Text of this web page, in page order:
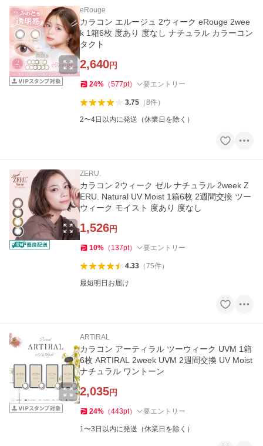
eRouge
カラコン エルージュ 2ウィーク eRouge 2wee
k 1箱6枚 度あり 度なし ナチュラル カラーコン
タクト
2,640円
24% （577pt） 要エントリー
3.75（8件）
2〜4日以内に発送（休業日を除く）
ZERU.
カラコン 2ウィーク ゼル ナチュラル 2week Z
ERU. Natural UV Moist 1箱6枚 2週間交換 ツー
ウィーク モイスト 度あり 度なし
1,526円
10% （ 137pt） 要エントリー
4.33（75件）
最短明日お届け
ARTIRAL
カラコン アーティラル ツーウィーク UVM 1箱
6枚 ARTIRAL 2week UVM 2週間交換 UV Moist
ナチュラル ワントーン
2,035円
24% （443pt） 要エントリー
1〜3日以内に発送（休業日を除く）